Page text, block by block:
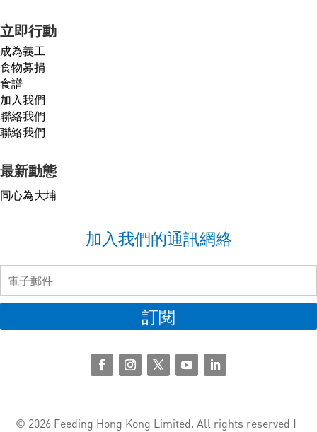
立即行動
成為義工
食物募捐
食譜
加入我們
聯絡我們
聯絡我們
最新動態
同心為大埔
加入我們的通訊網絡
訂閱
© 2026 Feeding Hong Kong Limited. All rights reserved |